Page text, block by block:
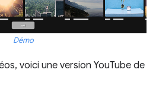
Démo
voici une version YouTube de